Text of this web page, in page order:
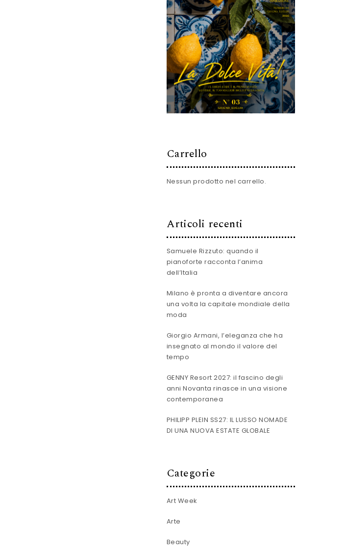
Carrello
Nessun prodotto nel carrello.
Articoli recenti
Samuele Rizzuto: quando il
pianoforte racconta l’anima
dell’Italia
Milano è pronta a diventare ancora
una volta la capitale mondiale della
moda
Giorgio Armani, l’eleganza che ha
insegnato al mondo il valore del
tempo
GENNY Resort 2027: il fascino degli
anni Novanta rinasce in una visione
contemporanea
PHILIPP PLEIN SS27: IL LUSSO NOMADE
DI UNA NUOVA ESTATE GLOBALE
Categorie
Art Week
Arte
Beauty